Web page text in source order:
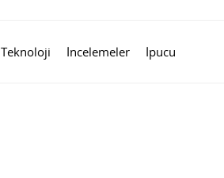
Teknoloji İncelemeler İpucu